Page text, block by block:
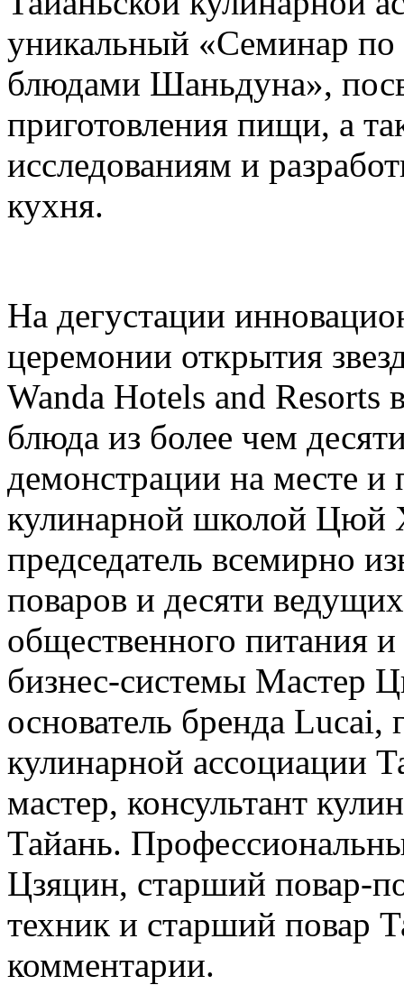
уникальный «Семинар
блюдами Шаньдуна»,
приготовления пищи, а
исследованиям и
кухня.
На дегустации
церемонии открытия
Wanda Hotels and Resorts
блюда из более чем
демонстрации на месте и
кулинарной школой Цюй
председатель всемирно
поваров и десяти
общественного питания
бизнес-системы Мастер
основатель бренда
кулинарной ассоциации
мастер, консультант
Тайань.
Цзяцин, старший повар-
техник и старший повар
комментарии.